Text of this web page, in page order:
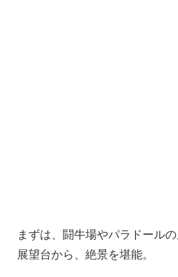
まずは、闘牛場やパラドール
展望台から、絶景を堪能。